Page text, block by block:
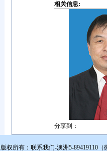
相关信息:
分享到：
版权所有：联系我们-澳洲5-89419110